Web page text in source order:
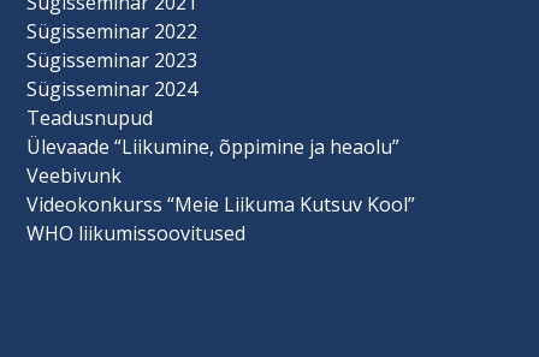
Sügisseminar 2022
Sügisseminar 2023
Sügisseminar 2024
Teadusnupud
Ülevaade “Liikumine, õppimine ja heaolu”
Veebivunk
Videokonkurss “Meie Liikuma Kutsuv Kool”
WHO liikumissoovitused